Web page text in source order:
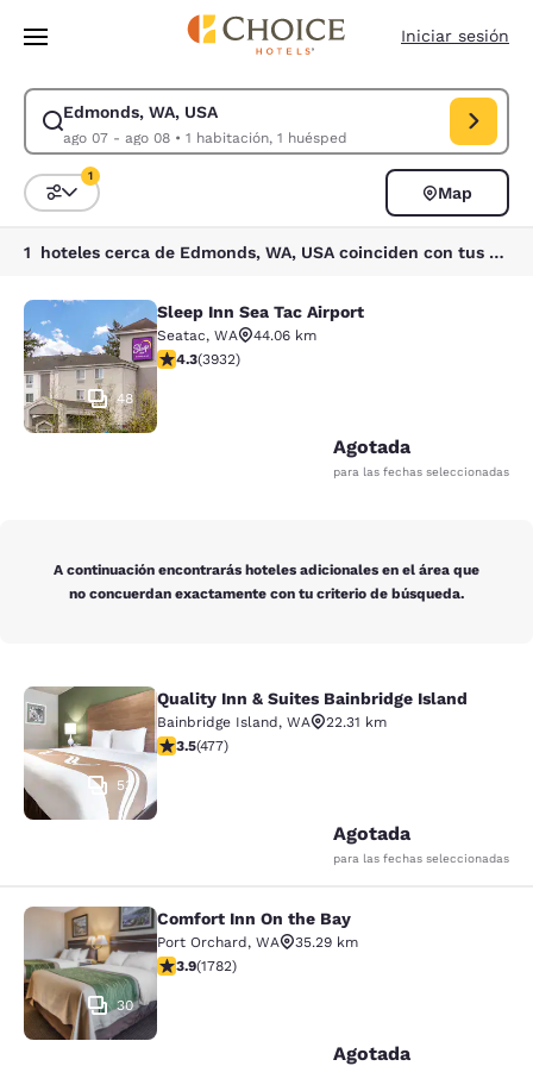
Saltar A Contenido Principal
Iniciar sesión
Edmonds, WA, USA
ago 07 - ago 08• 1 habitación, 1 huésped
Modificar búsqueda para Edmonds, WA, USA. Fecha de entrada ago
Ordenar y filtrar
1
Map
1 hoteles cerca de Edmonds, WA, USA coinciden con tus filtros
Sleep Inn Sea Tac Airport
48
Sleep Inn Sea Tac Airport
Seatac, WA
44.06 km
Calificación de 4.32 estrellas. Excelente. 3932
4.3(3932)
Agotada
para las fechas seleccionadas
A continuación encontrarás hoteles adicionales en el área que
no concuerdan exactamente con tu criterio de búsqueda.
Quality Inn & Suites Bainbridge
53
Quality Inn & Suites Bainbridge Island
Bainbridge Island, WA
22.31 km
Calificación de 3.54 estrellas. Bueno. 477 reseñas
3.5(477)
Agotada
para las fechas seleccionadas
Comfort Inn On the Bay
30
Comfort Inn On the Bay
Port Orchard, WA
35.29 km
Calificación de 3.94 estrellas. Bueno. 1782 reseñas
3.9(1782)
Agotada